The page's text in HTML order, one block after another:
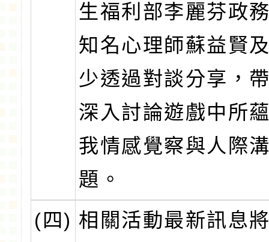
生福利部李麗芬政
知名心理師蘇益賢
少透過對談分享，
深入討論遊戲中所
我情感覺察與人際
題。
(四) 相關活動最新訊息